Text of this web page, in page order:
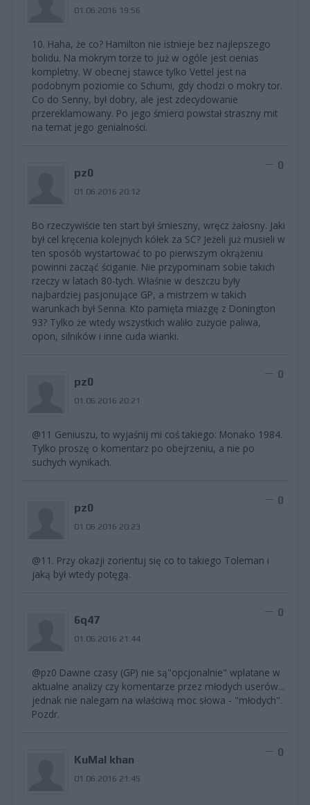
01.06.2016 19:56
10. Haha, że co? Hamilton nie istnieje bez najlepszego
bolidu. Na mokrym torze to już w ogóle jest cienias
kompletny. W obecnej stawce tylko Vettel jest na
podobnym poziomie co Schumi, gdy chodzi o mokry tor.
Co do Senny, był dobry, ale jest zdecydowanie
przereklamowany. Po jego śmierci powstał straszny mit
na temat jego genialności.
pz0
01.06.2016 20:12
0
Bo rzeczywiście ten start był śmieszny, wręcz żałosny. Jaki
był cel kręcenia kolejnych kółek za SC? Jeżeli już musieli w
ten sposób wystartować to po pierwszym okrążeniu
powinni zacząć ściganie. Nie przypominam sobie takich
rzeczy w latach 80-tych. Właśnie w deszczu były
najbardziej pasjonujące GP, a mistrzem w takich
warunkach był Senna. Kto pamięta miazgę z Donington
93? Tylko że wtedy wszystkich waliło zużycie paliwa,
opon, silników i inne cuda wianki.
pz0
01.06.2016 20:21
0
@11 Geniuszu, to wyjaśnij mi coś takiego: Monako 1984.
Tylko proszę o komentarz po obejrzeniu, a nie po
suchych wynikach.
pz0
01.06.2016 20:23
0
@11. Przy okazji zorientuj się co to takiego Toleman i
jaką był wtedy potęgą.
6q47
01.06.2016 21:44
0
@pz0 Dawne czasy (GP) nie są"opcjonalnie" wplatane w
aktualne analizy czy komentarze przez młodych userów...
jednak nie nalegam na właściwą moc słowa - "młodych".
Pozdr.
KuMaI khan
01.06.2016 21:45
0